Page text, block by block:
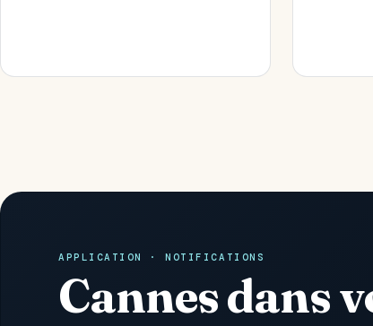
APPLICATION · NOTIFICATIONS
Cannes dans